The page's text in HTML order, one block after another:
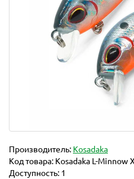
Производитель: Kosadaka
Код товара: Kosadaka L-Minnow
Доступность: 1